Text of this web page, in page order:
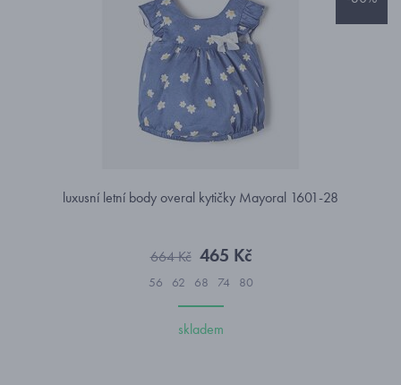
luxusní letní body overal kytičky Mayoral 1601-28
664 Kč 465 Kč
56 62 68 74 80
skladem